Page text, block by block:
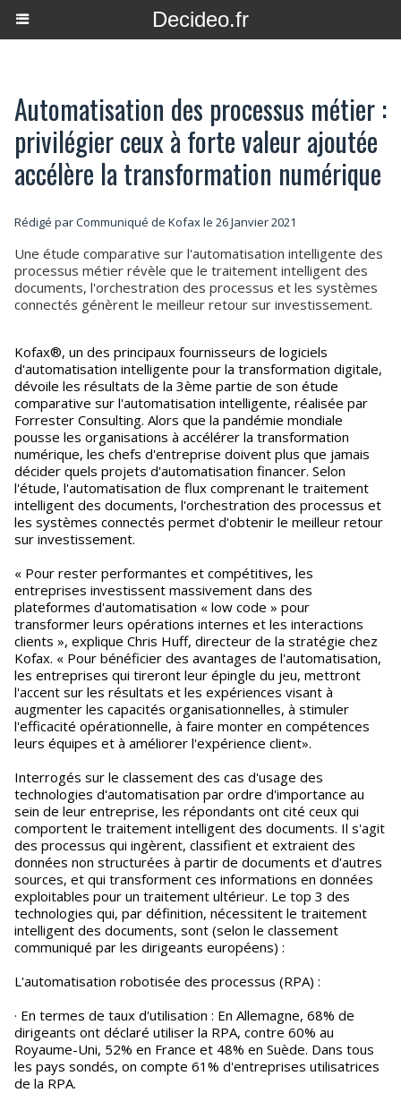
Decideo.fr
Automatisation des processus métier :
privilégier ceux à forte valeur ajoutée
accélère la transformation numérique
Rédigé par Communiqué de Kofax le 26 Janvier 2021
Une étude comparative sur l'automatisation intelligente des
processus métier révèle que le traitement intelligent des
documents, l'orchestration des processus et les systèmes
connectés génèrent le meilleur retour sur investissement.
Kofax®, un des principaux fournisseurs de logiciels
d'automatisation intelligente pour la transformation digitale,
dévoile les résultats de la 3ème partie de son étude
comparative sur l'automatisation intelligente, réalisée par
Forrester Consulting. Alors que la pandémie mondiale
pousse les organisations à accélérer la transformation
numérique, les chefs d'entreprise doivent plus que jamais
décider quels projets d'automatisation financer. Selon
l'étude, l'automatisation de flux comprenant le traitement
intelligent des documents, l'orchestration des processus et
les systèmes connectés permet d'obtenir le meilleur retour
sur investissement.
« Pour rester performantes et compétitives, les
entreprises investissent massivement dans des
plateformes d'automatisation « low code » pour
transformer leurs opérations internes et les interactions
clients », explique Chris Huff, directeur de la stratégie chez
Kofax. « Pour bénéficier des avantages de l'automatisation,
les entreprises qui tireront leur épingle du jeu, mettront
l'accent sur les résultats et les expériences visant à
augmenter les capacités organisationnelles, à stimuler
l'efficacité opérationnelle, à faire monter en compétences
leurs équipes et à améliorer l'expérience client».
Interrogés sur le classement des cas d'usage des
technologies d'automatisation par ordre d'importance au
sein de leur entreprise, les répondants ont cité ceux qui
comportent le traitement intelligent des documents. Il s'agit
des processus qui ingèrent, classifient et extraient des
données non structurées à partir de documents et d'autres
sources, et qui transforment ces informations en données
exploitables pour un traitement ultérieur. Le top 3 des
technologies qui, par définition, nécessitent le traitement
intelligent des documents, sont (selon le classement
communiqué par les dirigeants européens) :
L'automatisation robotisée des processus (RPA) :
· En termes de taux d'utilisation : En Allemagne, 68% de
dirigeants ont déclaré utiliser la RPA, contre 60% au
Royaume-Uni, 52% en France et 48% en Suède. Dans tous
les pays sondés, on compte 61% d'entreprises utilisatrices
de la RPA.